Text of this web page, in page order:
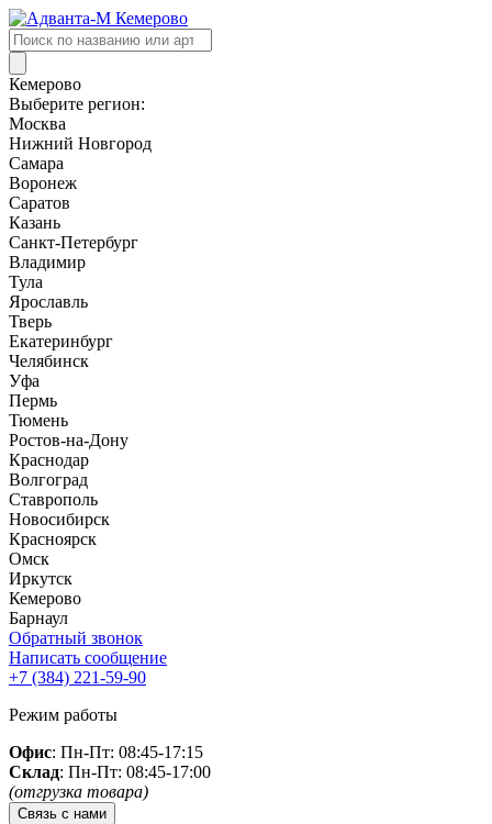
Поиск
товаров
Кемерово
Выберите регион:
Москва
Нижний Новгород
Самара
Воронеж
Саратов
Казань
Санкт-Петербург
Владимир
Тула
Ярославль
Тверь
Екатеринбург
Челябинск
Уфа
Пермь
Тюмень
Ростов-на-Дону
Краснодар
Волгоград
Ставрополь
Новосибирск
Красноярск
Омск
Иркутск
Кемерово
Барнаул
Обратный звонок
Написать сообщение
+7 (384) 221-59-90
Режим работы
Офис: Пн-Пт: 08:45-17:15
Склад: Пн-Пт: 08:45-17:00
(отгрузка товара)
Связь с нами